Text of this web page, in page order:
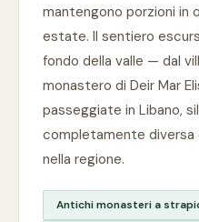
mantengono porzioni in
estate. Il sentiero
fondo della valle — dal
monastero di Deir Mar
passeggiate in Libano,
completamente diversa
nella regione.
Antichi monasteri a